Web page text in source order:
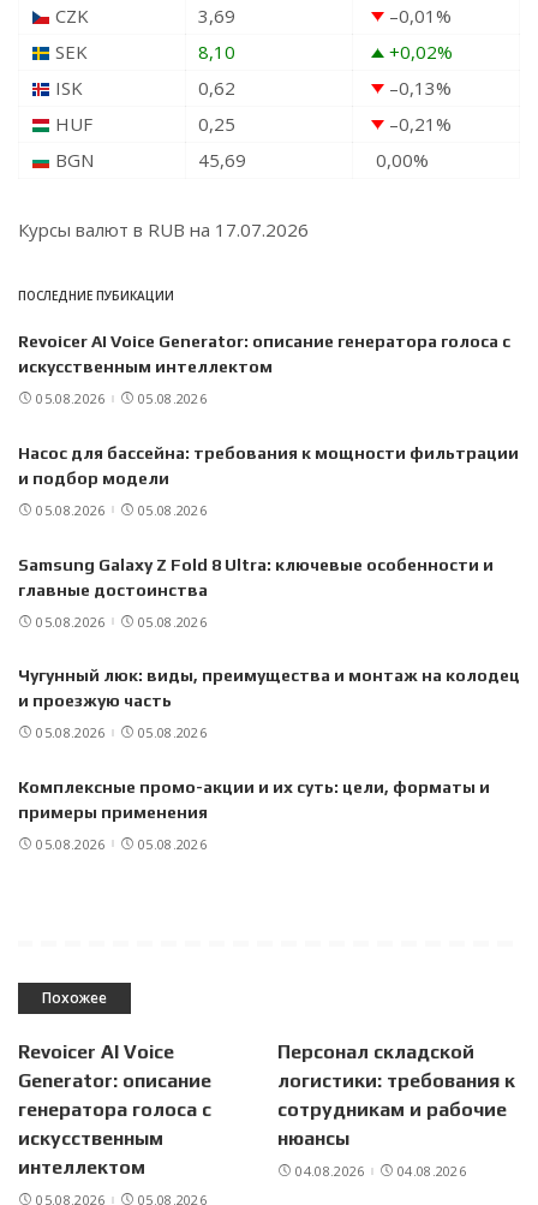
CZK
3,69 –0,01%
SEK
8,10 +0,02%
ISK
0,62 –0,13%
HUF
0,25 –0,21%
BGN
45,69 0,00%
Курсы валют в RUB на 17.07.2026
ПОСЛЕДНИЕ ПУБИКАЦИИ
Revoicer AI Voice Generator: описание генератора голоса с
искусственным интеллектом
05.08.2026 05.08.2026
Насос для бассейна: требования к мощности фильтрации
и подбор модели
05.08.2026 05.08.2026
Samsung Galaxy Z Fold 8 Ultra: ключевые особенности и
главные достоинства
05.08.2026 05.08.2026
Чугунный люк: виды, преимущества и монтаж на колодец
и проезжую часть
05.08.2026 05.08.2026
Комплексные промо-акции и их суть: цели, форматы и
примеры применения
05.08.2026 05.08.2026
Похожее
Revoicer AI Voice
Generator: описание
генератора голоса с
искусственным
интеллектом
05.08.2026 05.08.2026
Персонал складской
логистики: требования к
сотрудникам и рабочие
нюансы
04.08.2026 04.08.2026